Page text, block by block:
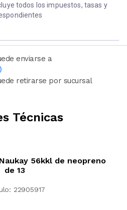
todos los impuestos, tasas y
enviarse a
números)
retirarse por sucursal
Técnicas
56kkl de neopreno
de 13
22905917